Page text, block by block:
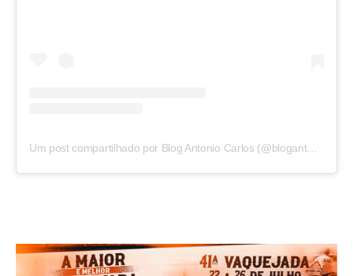
Um post compartilhado por Blog Antonio Carlos (@blogantoniocarlos)